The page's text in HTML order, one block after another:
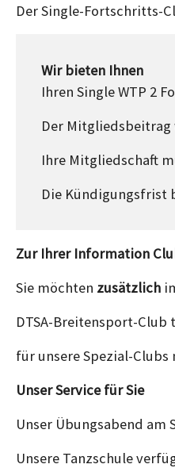
Der Single-Fortschritts-
Wir bieten Ihnen
Ihren Single WTP 2
Der Mitgliedsbeitrag
Ihre Mitgliedschaft
Die Kündigungsfrist
Zur Ihrer Information
Sie möchten zusätzlich
DTSA-Breitensport-Club
für unsere Spezial-Clubs
Unser Service für Sie
Unser Übungsabend am
Unsere Tanzschule